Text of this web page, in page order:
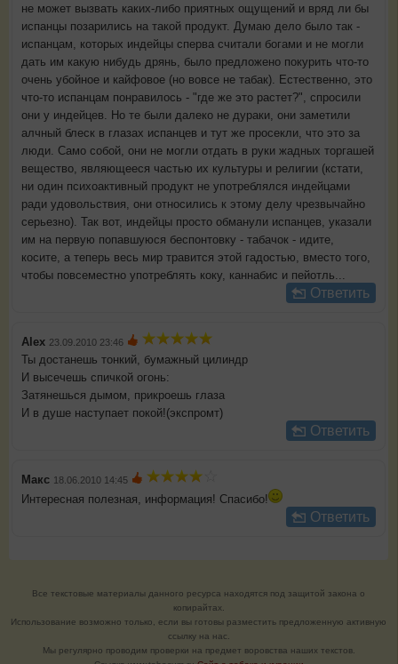
не может вызвать каких-либо приятных ощущений и вряд ли бы
испанцы позарились на такой продукт. Думаю дело было так -
испанцам, которых индейцы сперва считали богами и не могли
дать им какую нибудь дрянь, было предложено покурить что-то
очень убойное и кайфовое (но вовсе не табак). Естественно, это
что-то испанцам понравилось - "где же это растет?", спросили
они у индейцев. Но те были далеко не дураки, они заметили
алчный блеск в глазах испанцев и тут же просекли, что это за
люди. Само собой, они не могли отдать в руки жадных торгашей
вещество, являющееся частью их культуры и религии (кстати,
ни один психоактивный продукт не употреблялся индейцами
ради удовольствия, они относились к этому делу чрезвычайно
серьезно). Так вот, индейцы просто обманули испанцев, указали
им на первую попавшуюся беспонтовку - табачок - идите,
косите, а теперь весь мир травится этой гадостью, вместо того,
чтобы повсеместно употреблять коку, каннабис и пейотль...
Ответить
Alex 23.09.2010 23:46
Ты достанешь тонкий, бумажный цилиндр
И высечешь спичкой огонь:
Затянешься дымом, прикроешь глаза
И в душе наступает покой!(экспромт)
Ответить
Макс 18.06.2010 14:45
Интересная полезная, информация! Спасибо!
Ответить
Все текстовые материалы данного ресурса находятся под защитой закона о
копирайтах.
Использование возможно только, если вы готовы разместить предложенную активную
ссылку на нас.
Мы регулярно проводим проверки на предмет воровства наших текстов.